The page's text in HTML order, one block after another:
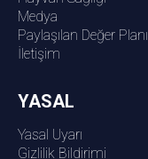
Medya
Paylaşılan Değer Planı
İletişim
YASAL
Yasal Uyarı
Gizlilik Bildirimi